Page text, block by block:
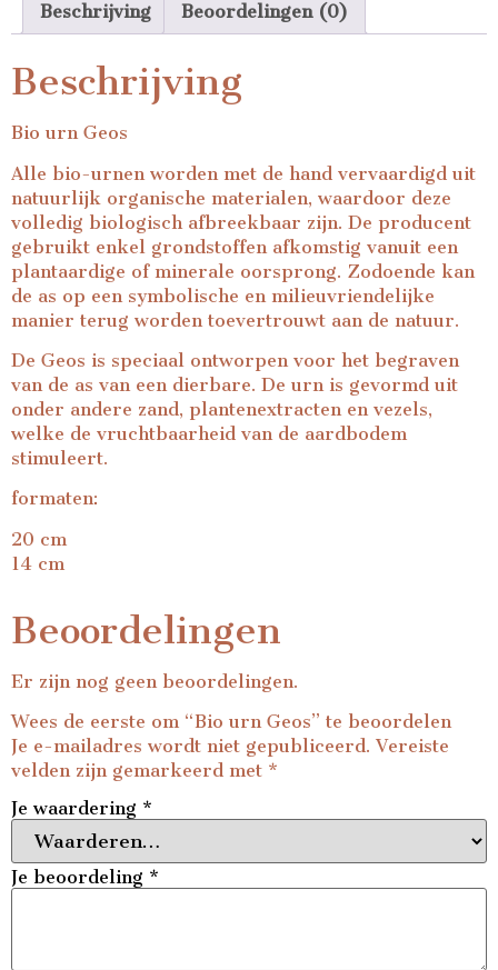
Beschrijving Beoordelingen (0)
Beschrijving
Bio urn Geos
Alle bio-urnen worden met de hand vervaardigd uit
natuurlijk organische materialen, waardoor deze
volledig biologisch afbreekbaar zijn. De producent
gebruikt enkel grondstoffen afkomstig vanuit een
plantaardige of minerale oorsprong. Zodoende kan
de as op een symbolische en milieuvriendelijke
manier terug worden toevertrouwt aan de natuur.
De Geos is speciaal ontworpen voor het begraven
van de as van een dierbare. De urn is gevormd uit
onder andere zand, plantenextracten en vezels,
welke de vruchtbaarheid van de aardbodem
stimuleert.
formaten:
20 cm
14 cm
Beoordelingen
Er zijn nog geen beoordelingen.
Wees de eerste om “Bio urn Geos” te beoordelen
Je e-mailadres wordt niet gepubliceerd. Vereiste
velden zijn gemarkeerd met *
Je waardering *
Je beoordeling *